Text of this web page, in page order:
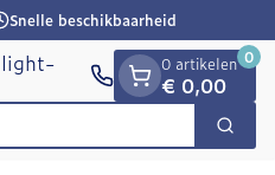
Snelle beschikbaarheid
Zoek
0 artikelen
€ 0,00
0